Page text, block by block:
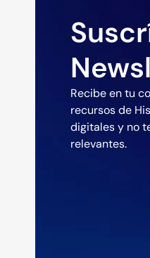
Recibe en tu
recursos de
digitales y no
relevantes.